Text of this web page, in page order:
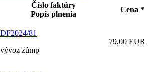
Číslo faktúry
Popis plnenia
Cena *
DF2024/81
vývoz žúmp
79,00 EUR